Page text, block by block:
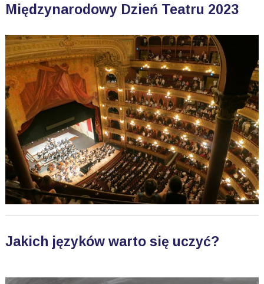
Międzynarodowy Dzień Teatru 2023
Jakich języków warto się uczyć?